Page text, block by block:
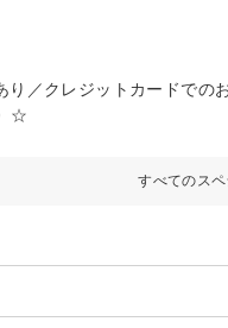
／クレジットカードでの
☆
すべてのス